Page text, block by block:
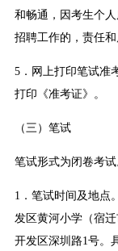
和畅通，因考生个
招聘工作的，责任和
5．网上打印笔试准
打印《准考证》。
（三）笔试
笔试形式为闭卷考试
1．笔试时间及地点
发区黄河小学（宿
开发区深圳路1号。